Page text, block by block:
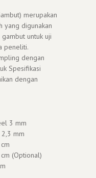
merupakan
yang digunakan
untuk uji
peneliti.
dengan
Spesifikasi
dengan
3 mm
mm
(Optional)